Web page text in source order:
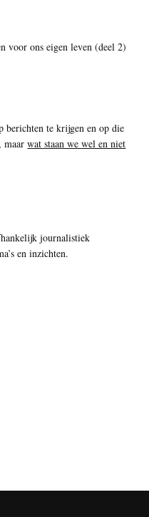
voor ons eigen leven (deel 2)
berichten te krijgen en op die
maarwat staan we wel en niet
journalistiek
en inzichten.